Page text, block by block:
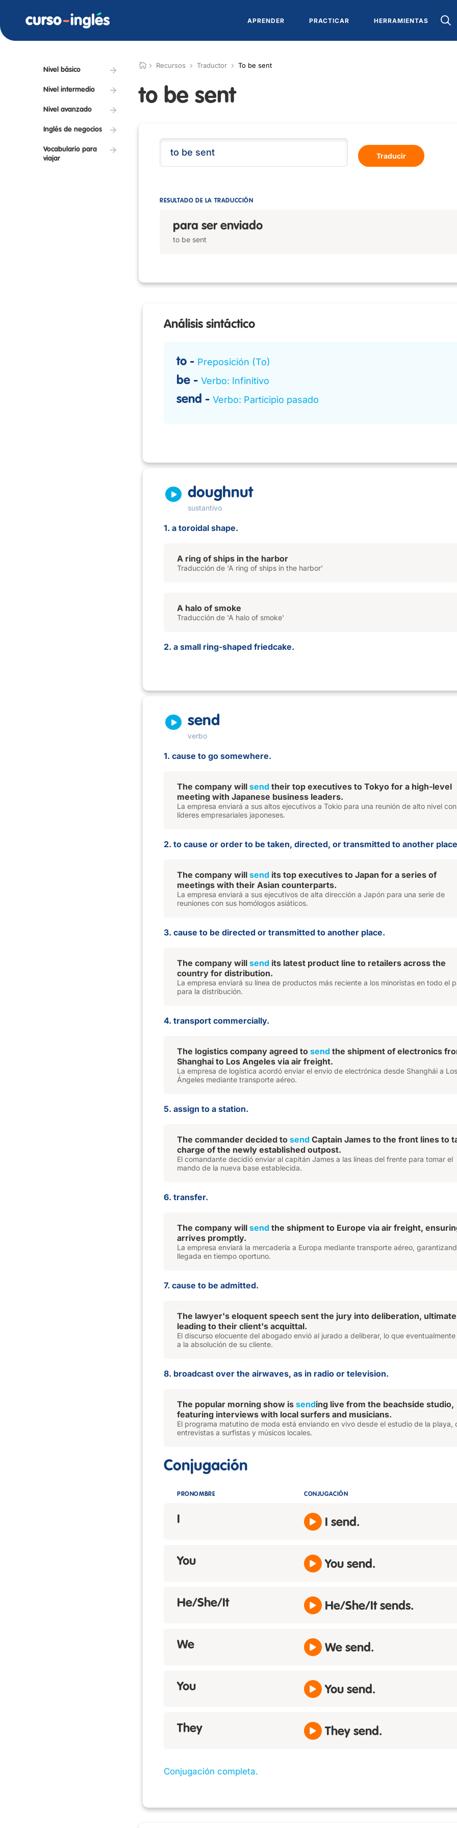
APRENDER PRACTICAR HERRAMIENTAS
Nivel básico
Nivel intermedio
Nivel avanzado
Inglés de negocios
Vocabulario para
viajar
Recursos Traductor To be sent
to be sent
Traducir
RESULTADO DE LA TRADUCCIÓN
para ser enviado
to be sent
Análisis sintáctico
to Preposición (To)
be Verbo: Infinitivo
send Verbo: Participio pasado
doughnut
sustantivo
1. a toroidal shape.
A ring of ships in the harbor
Traducción de 'A ring of ships in the harbor'
A halo of smoke
Traducción de 'A halo of smoke'
2. a small ring-shaped friedcake.
send
verbo
1. cause to go somewhere.
The company will send their top executives to Tokyo for a high-level
meeting with Japanese business leaders.
La empresa enviará a sus altos ejecutivos a Tokio para una reunión de alto nivel con
líderes empresariales japoneses.
2. to cause or order to be taken, directed, or transmitted to another
The company will send its top executives to Japan for a series of
meetings with their Asian counterparts.
La empresa enviará a sus ejecutivos de alta dirección a Japón para una serie de
reuniones con sus homólogos asiáticos.
3. cause to be directed or transmitted to another place.
The company will send its latest product line to retailers across the
country for distribution.
La empresa enviará su línea de productos más reciente a los minoristas en todo el
para la distribución.
4. transport commercially.
The logistics company agreed to send the shipment of electronics
Shanghai to Los Angeles via air freight.
La empresa de logística acordó enviar el envío de electrónica desde Shanghái a Los
Ángeles mediante transporte aéreo.
5. assign to a station.
The commander decided to send Captain James to the front lines to
charge of the newly established outpost.
El comandante decidió enviar al capitán James a las líneas del frente para tomar el
mando de la nueva base establecida.
6. transfer.
The company will send the shipment to Europe via air freight,
arrives promptly.
La empresa enviará la mercadería a Europa mediante transporte aéreo,
llegada en tiempo oportuno.
7. cause to be admitted.
The lawyer's eloquent speech sent the jury into deliberation,
leading to their client's acquittal.
El discurso elocuente del abogado envió al jurado a deliberar, lo que
a la absolución de su cliente.
8. broadcast over the airwaves, as in radio or television.
The popular morning show is sending live from the beachside studio,
featuring interviews with local surfers and musicians.
El programa matutino de moda está enviando en vivo desde el estudio de la playa,
entrevistas a surfistas y músicos locales.
Conjugación
PRONOMBRE CONJUGACIÓN
I I send.
You You send.
He/She/It He/She/It sends.
We We send.
You You send.
They They send.
Conjugación completa.